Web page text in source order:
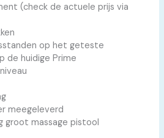
(check de actuele prijs via
op het geteste
de huidige Prime
meegeleverd
groot massage pistool